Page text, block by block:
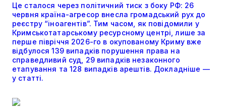
Це сталося через політичний тиск з боку РФ: 26
червня країна-агресор внесла громадський рух до
реєстру “іноагентів”. Тим часом, як повідомили у
Кримськотатарському ресурсному центрі, лише за
перше півріччя 2026-го в окупованому Криму вже
відбулося 139 випадків порушення права на
справедливий суд, 29 випадків незаконного
етапування та 128 випадків арештів. Докладніше —
у статті.